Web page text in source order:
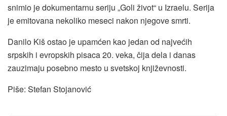
snimio je dokumentarnu seriju „Goli život“ u Izraelu. Serija
je emitovana nekoliko meseci nakon njegove smrti.
Danilo Kiš ostao je upamćen kao jedan od najvećih
srpskih i evropskih pisaca 20. veka, čija dela i danas
zauzimaju posebno mesto u svetskoj književnosti.
Piše: Stefan Stojanović